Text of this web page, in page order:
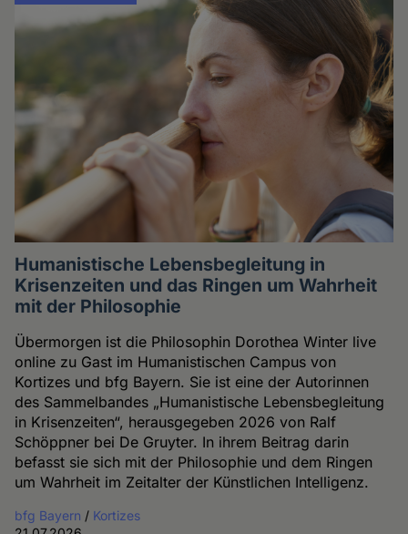
Humanistische Lebensbegleitung in
Krisenzeiten und das Ringen um Wahrheit
mit der Philosophie
Übermorgen ist die Philosophin Dorothea Winter live
online zu Gast im Humanistischen Campus von
Kortizes und bfg Bayern. Sie ist eine der Autorinnen
des Sammelbandes „Humanistische Lebensbegleitung
in Krisenzeiten“, herausgegeben 2026 von Ralf
Schöppner bei De Gruyter. In ihrem Beitrag darin
befasst sie sich mit der Philosophie und dem Ringen
um Wahrheit im Zeitalter der Künstlichen Intelligenz.
bfg Bayern / Kortizes